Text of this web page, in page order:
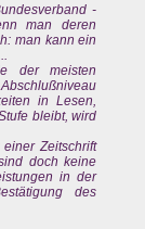
-
man deren
man kann ein
der meisten
in Lesen,
bleibt, wird
Zeitschrift
doch keine
in der
des